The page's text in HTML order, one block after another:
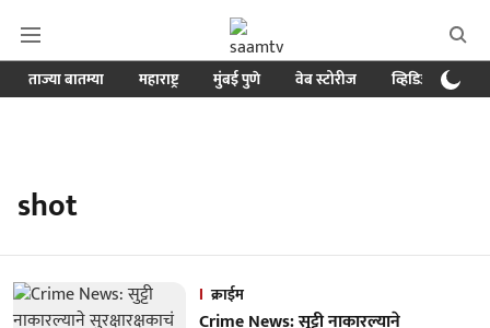
ताज्या बातम्या महाराष्ट्र मुंबई पुणे वेब स्टोरीज व्हिडिओ
shot
क्राईम
Crime News: सुट्टी नाकारल्याने